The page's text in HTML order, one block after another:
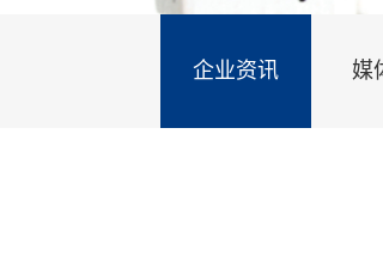
企业资讯 媒